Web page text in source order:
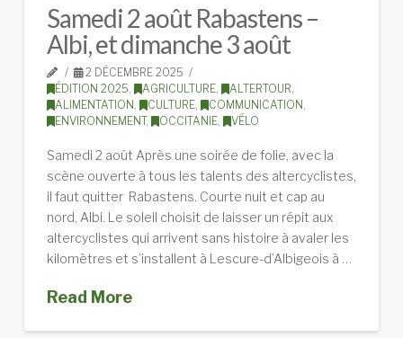
Samedi 2 août Rabastens –
Albi, et dimanche 3 août
2 DÉCEMBRE 2025
ÉDITION 2025
AGRICULTURE, ALTERTOUR
ALIMENTATION
CULTURE, COMMUNICATION
ENVIRONNEMENT, OCCITANIE, VÉLO
Samedi 2 août Après une soirée de folie, avec la
scène ouverte à tous les talents des altercyclistes,
il faut quitter Rabastens. Courte nuit et cap au
nord, Albi. Le soleil choisit de laisser un répit aux
altercyclistes qui arrivent sans histoire à avaler les
kilomètres et s’installent à Lescure-d’Albigeois à …
Read More